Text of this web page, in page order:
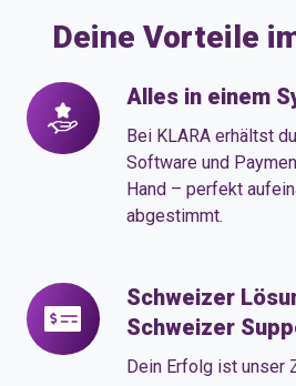
Deine Vorteile
Alles in einem
Bei KLARA erhältst
Software und
Hand – perfekt
abgestimmt.
Alles
in
einem
Schweizer
Schweizer
Dein Erfolg ist unser
Schweizer
Lösung
mit